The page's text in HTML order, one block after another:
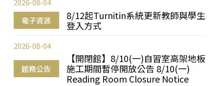
電子資源
8/12起Turnitin系統更新教師與學生
登入方式
2026-08-04
館務公告
【開閉館】8/10(一)自習室高架地板
施工期間暫停開放公告 8/10(一)
Reading Room Closure Notice
2026-08-04